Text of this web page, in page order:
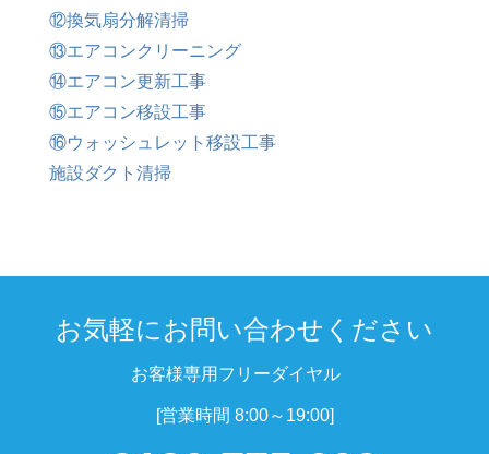
⑫換気扇分解清掃
⑬エアコンクリーニング
⑭エアコン更新工事
⑮エアコン移設工事
⑯ウォッシュレット移設工事
施設ダクト清掃
お気軽にお問い合わせください
お客様専用フリーダイヤル
[営業時間 8:00～19:00]